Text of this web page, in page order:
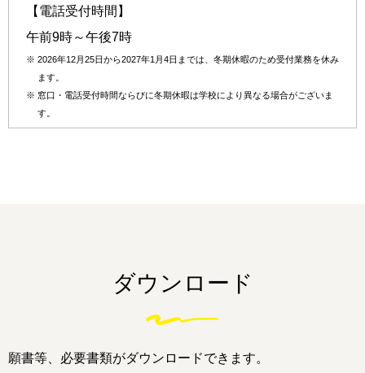
【電話受付時間】
午前9時～午後7時
※ 2026年12月25日から2027年1月4日までは、冬期休暇のため受付業務を休み
ます。
※ 窓口・電話受付時間ならびに冬期休暇は学校により異なる場合がございま
す。
ダウンロード
願書等、必要書類がダウンロードできます。